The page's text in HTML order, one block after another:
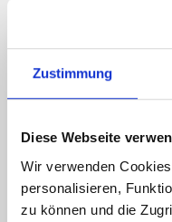
Zustimmung
Diese Webseite
Wir verwenden
personalisieren,
zu können und die
Energieausweis
Energieausweis Baujahr
Energieausweis
Heizung
Befeuerung